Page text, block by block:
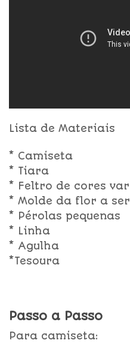
Lista de Materiais
* Camiseta
* Tiara
* Feltro de cores
* Molde da flor a
* Pérolas pequenas
* Linha
* Agulha
*Tesoura
Passo a Passo
Para camiseta: